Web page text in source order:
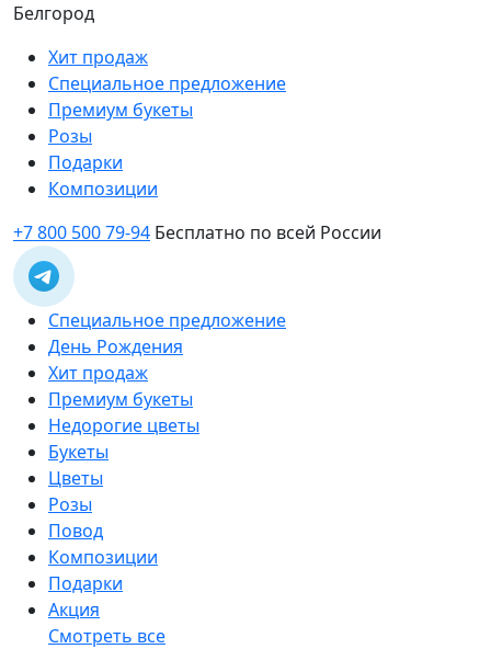
Белгород
Хит продаж
Специальное предложение
Премиум букеты
Розы
Подарки
Композиции
+7 800 500 79-94 Бесплатно по всей России
Специальное предложение
День Рождения
Хит продаж
Премиум букеты
Недорогие цветы
Букеты
Цветы
Розы
Повод
Композиции
Подарки
Акция
Смотреть все